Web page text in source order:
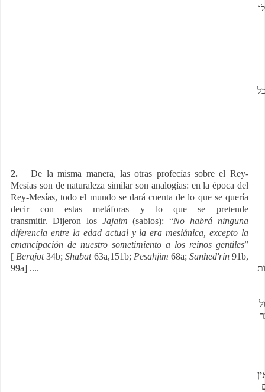
2. De la misma manera, las otras profecías sobre el Rey-
Mesías son de naturaleza similar son analogías: en la época del
Rey-Mesías, todo el mundo se dará cuenta de lo que se quería
decir con estas metáforas y lo que se pretende
transmitir. Dijeron los Jajaim (sabios): “No habrá ninguna
diferencia entre la edad actual y la era mesiánica, excepto la
emancipación de nuestro sometimiento a los reinos gentiles”
[ Berajot34b;Shabat63a,151b; Pesahjim 68a; Sanhed'rin91b,
99a] ....